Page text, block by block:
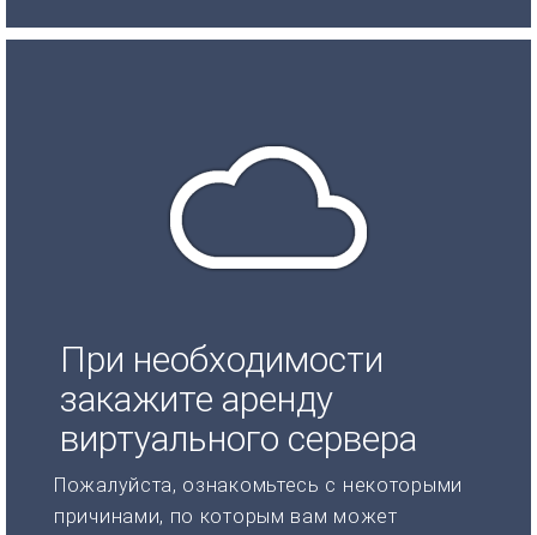
При необходимости
закажите аренду
виртуального сервера
Пожалуйста, ознакомьтесь с некоторыми
причинами, по которым вам может